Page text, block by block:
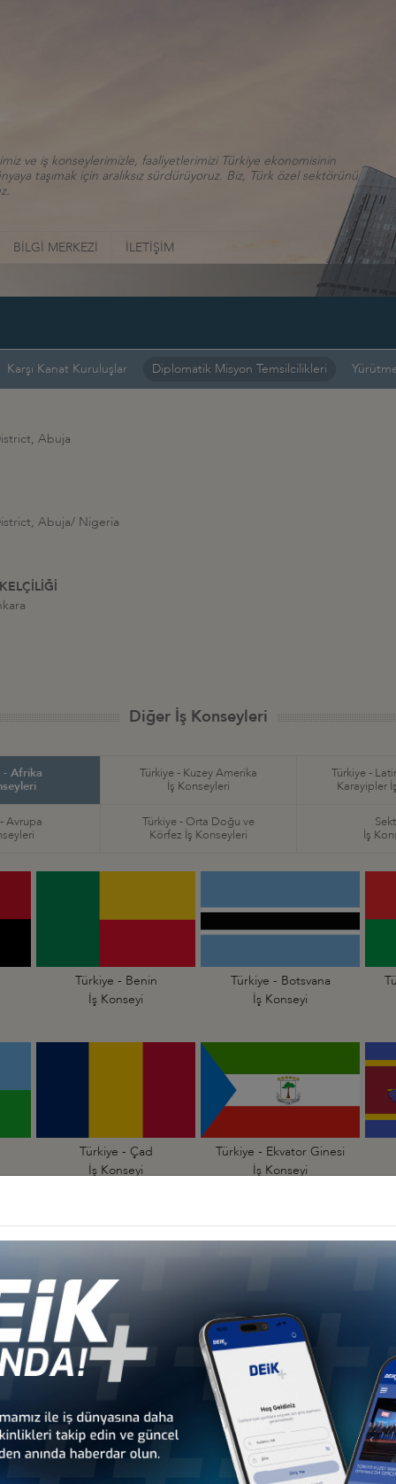
ve iş konseylerimizle, faaliyetlerimizi Türkiye ekonomisinin
taşımak için aralıksız sürdürüyoruz. Biz, Türk özel sektörünü
BİLGİ MERKEZİ İLETİŞİM
Karşı Kanat Kuruluşlar Diplomatik Misyon Temsilcilikleri
Abuja
Abuja/ Nigeria
Diğer İş Konseyleri
- Afrika
Türkiye - Kuzey Amerika
İş Konseyleri
Türkiye -
Karayipler
Avrupa
Türkiye - Orta Doğu ve
Körfez İş Konseyleri
İş
Türkiye - Benin
İş Konseyi
Türkiye - Botsvana
İş Konseyi
Türkiye - Çad
İş Konseyi
Türkiye - Ekvator Ginesi
İş Konseyi
Türkiye - Gabon
İş Konseyi
Türkiye - Gambiya
İş Konseyi